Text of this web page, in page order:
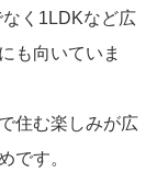
く1LDKなど広
も向いていま
住む楽しみが広
です。